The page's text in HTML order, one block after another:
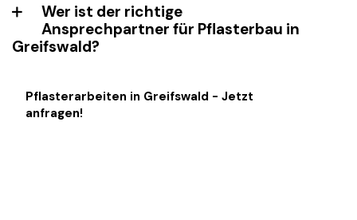
Wer ist der richtige
Ansprechpartner für Pflasterbau in
Greifswald?
Pflasterarbeiten in Greifswald - Jetzt
anfragen!